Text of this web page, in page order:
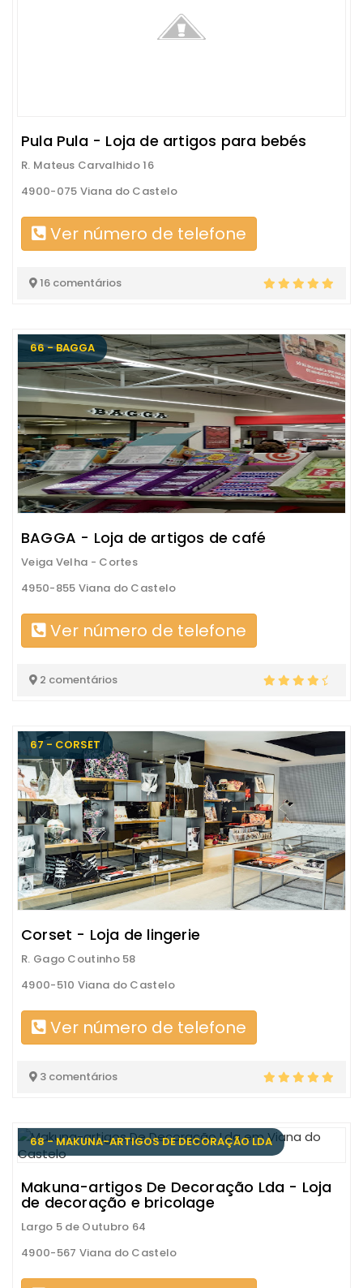
Pula Pula - Loja de artigos para bebés
R. Mateus Carvalhido 16
4900-075 Viana do Castelo
Ver número de telefone
16 comentários
66 - BAGGA
BAGGA - Loja de artigos de café
Veiga Velha - Cortes
4950-855 Viana do Castelo
Ver número de telefone
2 comentários
67 - CORSET
Corset - Loja de lingerie
R. Gago Coutinho 58
4900-510 Viana do Castelo
Ver número de telefone
3 comentários
68 - MAKUNA-ARTIGOS DE DECORAÇÃO LDA
Makuna-artigos De Decoração Lda - Loja
de decoração e bricolage
Largo 5 de Outubro 64
4900-567 Viana do Castelo